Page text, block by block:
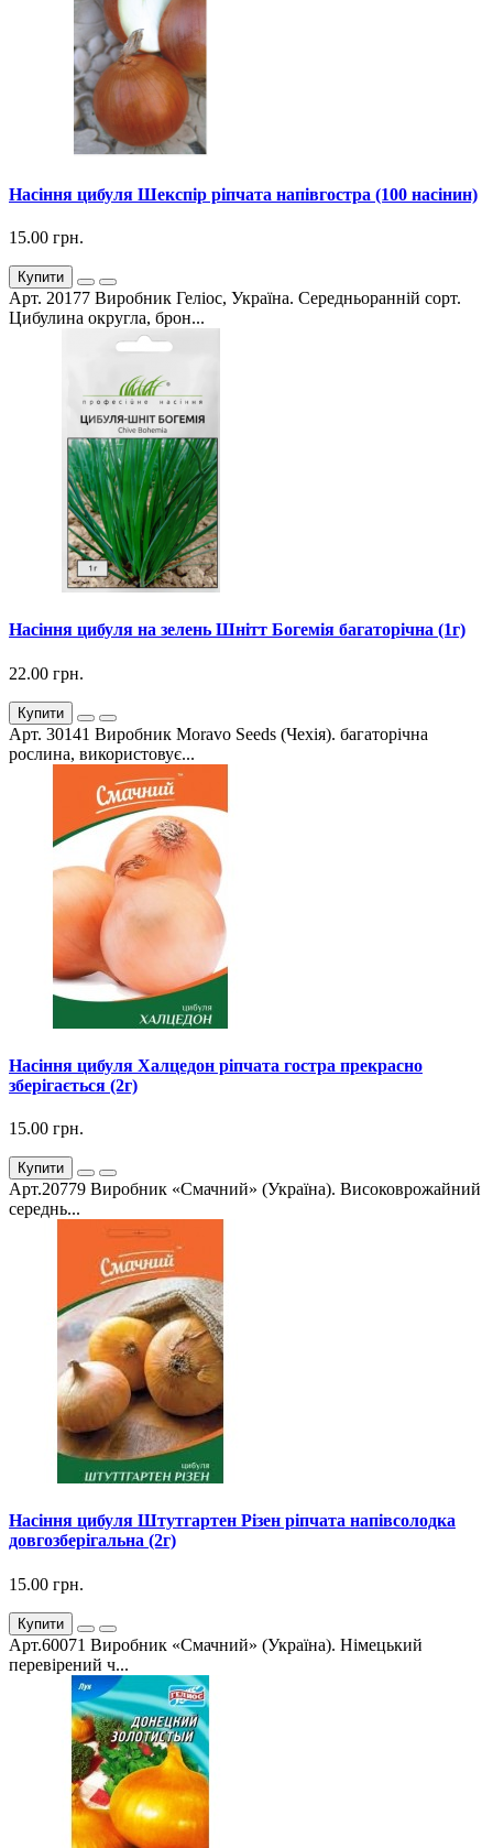
Насіння цибуля Шекспір ріпчата напівгостра (100 насінин)
15.00 грн.
Купити
Арт. 20177 Виробник Геліос, Україна. Середньоранній сорт.
Цибулина округла, брон...
Насіння цибуля на зелень Шнітт Богемія багаторічна (1г)
22.00 грн.
Купити
Арт. 30141 Виробник Moravo Seeds (Чехія). багаторічна
рослина, використовує...
Насіння цибуля Халцедон ріпчата гостра прекрасно
зберігається (2г)
15.00 грн.
Купити
Арт.20779 Виробник «Смачний» (Україна). Високоврожайний
середнь...
Насіння цибуля Штутгартен Різен ріпчата напівсолодка
довгозберігальна (2г)
15.00 грн.
Купити
Арт.60071 Виробник «Смачний» (Україна). Німецький
перевірений ч...